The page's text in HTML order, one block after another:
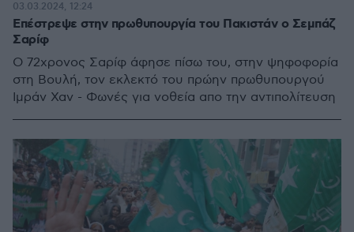
Επέστρεψε στην πρωθυπουργία του Πακιστάν ο Σεμπάζ
Σαρίφ
Ο 72χρονος Σαρίφ άφησε πίσω του, στην ψηφοφορία
στη Βουλή, τον εκλεκτό του πρώην πρωθυπουργού
Ιμράν Χαν - Φωνές για νοθεία απο την αντιπολίτευση
03.03.2024, 12:24